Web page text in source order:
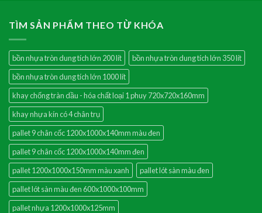
TÌM SẢN PHẨM THEO TỪ KHÓA
bồn nhựa tròn dung tích lớn 200 lít
bồn nhựa tròn dung tích lớn 350 lít
bồn nhựa tròn dung tích lớn 1000 lít
khay chống tràn dầu - hóa chất loại 1 phuy 720x720x160mm
khay nhựa kín có 4 chân trụ
pallet 9 chân cốc 1200x1000x140mm màu đen
pallet 9 chân cốc 1200x1000x140mm đen
pallet 1200x1000x150mm màu xanh
pallet lót sàn màu đen
pallet lót sàn màu đen 600x1000x100mm
pallet nhựa 1200x1000x125mm